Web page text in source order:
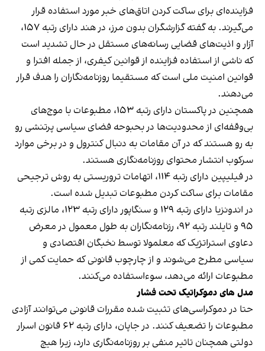
فزاینده‌ای برای ساکت کردن اتاق‌های خبر مورد استفاده قرار
می‌گیرند. به گفته گزارشگران بدون مرز، در هند دارای رتبه ۱۵۷،
آزار و اذیت‌های قضایی رسانه‌های مستقل در حال تشدید است
که ناشی از استفاده فزاینده از قوانین کیفری، از جمله افترا و
قوانین امنیت ملی است که مستقیما روزنامه‌نگاران را هدف قرار
می‌دهند.
همچنین در پاکستان دارای رتبه ۱۵۳، مطبوعات با موج‌های
بی‌وقفه‌ای از محدودیت‌ها در بحبوحه فضای سیاسی پرتنشی رو
به رو هستند که در آن مقامات به دنبال کنترول و در برخی موارد
سرکوب انتشار محتوای روزنامه‌نگاری هستند.
در فیلیپین دارای رتبه ۱۱۴، اتهامات تروریستی به روش ترجیحی
مقامات برای ساکت کردن مطبوعات تبدیل شده است.
در اندونزیا دارای رتبه ۱۲۹ و سنگاپور دارای رتبه ۱۲۳، مالزی رتبه
۹۵ و تایلند رتبه ۹۲، رزنامه‌نگاران به طول معمول در معرض
دعاوی استراتژیک که معلمولا توسط نخبگان اقتصادی و
سیاسی مطرح می‌شوند و از چارچوب قانونی که حمایت کمی از
مطبوعات ارائه می‌دهد، سوءاستفاده می‌کنند.
مدل های دموکراتیک تحت فشار
حتا در دموکراسی‌های تثبیت شده مقررات قانونی می‌توانند آزادی
مطبوعات را تضعیف کنند. در جاپان، دارای رتبه ۶۲ قانون اسرار
دولتی همچنان تاثیر منفی بر روزنامه‌نگاری دارد، زیرا هیچ